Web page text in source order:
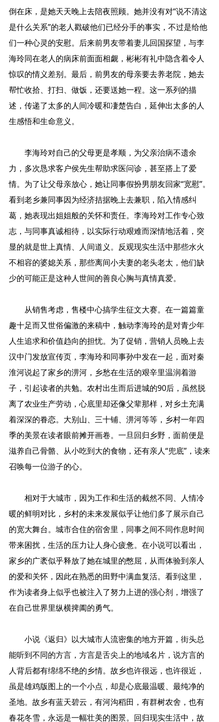
倒在床，是她天天晚上去陪夜照顾。她并没有对“说不清这
是什么关系”的老人戳破他们已经分手的事实，不过是给他
们一种心灵的安慰。后来前男友带着妻儿回国探望，与李
海玲同在老人的病床前面面相觑，彬彬有礼中隐含着令人
惊叹的情义差别。最后，前男友的母亲要去养老院，她去
帮忙收拾、打扫、做饭，还要送她一程。这一系列的描
述，传递了太多的人间冷暖和凄楚告白，延伸出太多的人
生感悟和生命意义。
李海玲对自己的父母更是孝顺，为父亲治病不遗余
力，多次恳求客户侯先生帮助求医问诊，甚至搭上了爱
情。为了让父母亲放心，她让同事假扮男朋友回家“宽慰”。
看到老乡兼同事因为经济拮据晚上去兼职，陷入情感纠
葛，她表现出姐姐般的关怀和责任。李海玲对工作专心致
志，与同事真诚相待，以实际行动艰难而深情地活着，突
显的就是世上真情、人间道义。反观现实生活中那些水火
不相容的婆媳关系，那些离间小夫妻的老头老太，他们缺
少的可能正是这种人世间的善良心胸与真情真爱。
从销售考虑，售楼中心搞学生征文大赛。在一篇篇童
趣十足而又世俗偏激的来稿中，触动李海玲的是对青少年
人生追求和价值趋向的担忧。为了促销，营销人员晚上去
汉中门发放宣传页，李海玲和同事孙中发在一起，面对秦
淮河说起了家乡的淠河，乡愁在生活的艰辛里温润着游
子，引起读者的共勉。农村出生而后进城的90后，虽然脱
离了农业生产劳动，心底里却还像父辈那样，对乡土充满
着深深的眷恋。大别山、三十铺、淠河等等，乡村一年四
季的美景在读者眼前摊开画卷。一旦回归乡野，面前便是
滋养自己骨骼、从小吃到大的食物，还有亲人“兜底”，读来
召唤每一位游子的心。
相对于大城市，因为工作和生活的截然不同、人情冷
暖的鲜明对比，乡村的未来发展似乎让他们多了展示自己
的宽大舞台。城市合住的宿舍里，同事之间不同作息时间
带来困扰，生活的压力让人身心疲惫。在小说可以看出，
家乡的广袤似乎释放了她在城里的憋屈，从而体验到亲人
的爱和关怀，因此在熟悉的田野中满血复活。看到这里，
作为读者身上似乎也被注入了努力上进的强心剂，增强了
在自己世界里纵横捭阖的勇气。
小说《返归》以大城市人流密集的地方开篇，街头总
能听到不同的方言，方言是舌尖上的地域名片，说方言的
人背后都有绵绵不绝的乡情。故乡也许很远，也许很近，
虽是雄鸡版图上的一个小点，却是心底最温暖、最纯净的
圣地。故乡有蓝天碧云，有河沟稻田，有群树农舍，也有
春花冬雪，永远是一幅壮美的图景。回归现实生活中，故